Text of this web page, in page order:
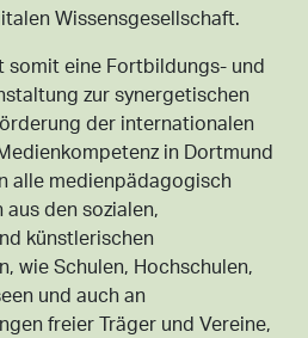
Wissensgesellschaft.
somit eine Fortbildungs- und
zur synergetischen
der internationalen
in Dortmund
alle medienpädagogisch
den sozialen,
künstlerischen
wie Schulen, Hochschulen,
und auch an
freier Träger und Vereine,